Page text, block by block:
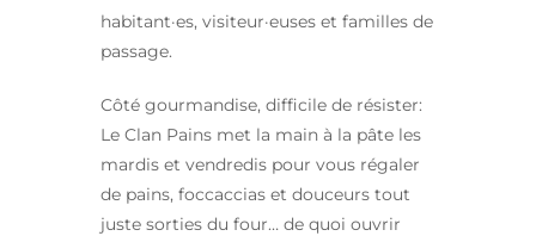
habitant·es, visiteur·euses et familles de
passage.
Côté gourmandise, difficile de résister:
Le Clan Pains met la main à la pâte les
mardis et vendredis pour vous régaler
de pains, foccaccias et douceurs tout
juste sorties du four… de quoi ouvrir